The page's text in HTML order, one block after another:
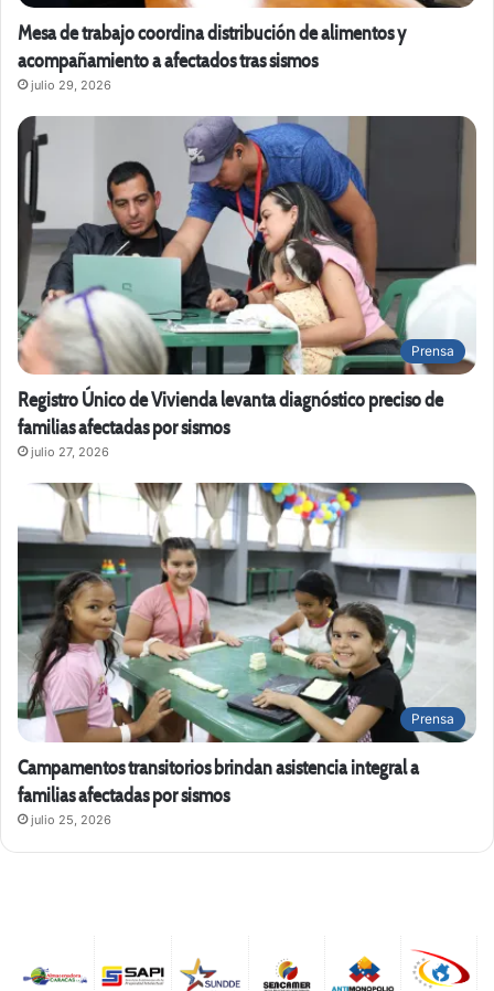
Mesa de trabajo coordina distribución de alimentos y
acompañamiento a afectados tras sismos
julio 29, 2026
Prensa
Registro Único de Vivienda levanta diagnóstico preciso de
familias afectadas por sismos
julio 27, 2026
Prensa
Campamentos transitorios brindan asistencia integral a
familias afectadas por sismos
julio 25, 2026